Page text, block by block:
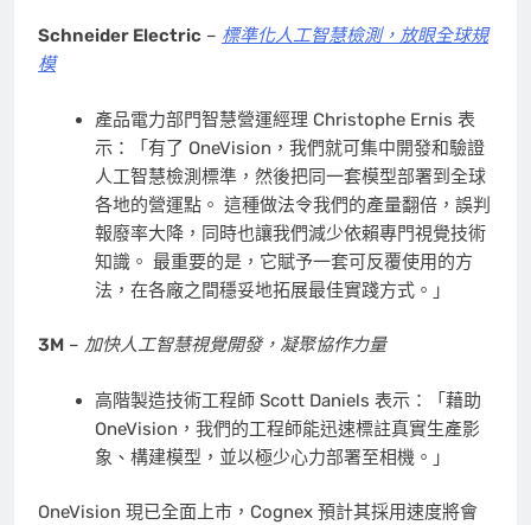
Schneider Electric – 標準化人工智慧檢測，放眼全球規
模
產品電力部門智慧營運經理 Christophe Ernis 表
示：「有了 OneVision，我們就可集中開發和驗證
人工智慧檢測標準，然後把同一套模型部署到全球
各地的營運點。 這種做法令我們的產量翻倍，誤判
報廢率大降，同時也讓我們減少依賴專門視覺技術
知識。 最重要的是，它賦予一套可反覆使用的方
法，在各廠之間穩妥地拓展最佳實踐方式。」
3M – 加快人工智慧視覺開發，凝聚協作力量
高階製造技術工程師 Scott Daniels 表示：「藉助
OneVision，我們的工程師能迅速標註真實生產影
象、構建模型，並以極少心力部署至相機。」
OneVision 現已全面上市，Cognex 預計其採用速度將會